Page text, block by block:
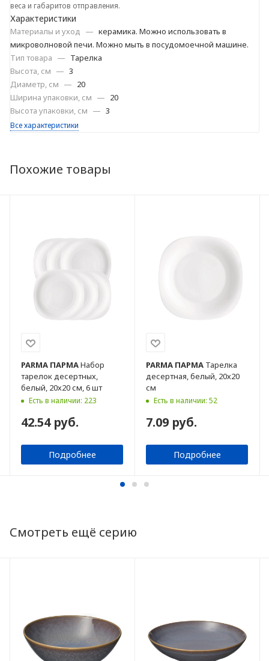
веса и габаритов отправления.
Характеристики
Материалы и уход — керамика. Можно использовать в
микроволновой печи. Можно мыть в посудомоечной машине.
Тип товара — Тарелка
Высота, см — 3
Диаметр, см — 20
Ширина упаковки, см — 20
Высота упаковки, см — 3
Все характеристики
Похожие товары
PARMA ПАРМАНабор
тарелок десертных,
белый, 20х20 см, 6 шт
Есть в наличии: 223
42.54 руб.
Подробнее
PARMA ПАРМА Тарелка
десертная, белый, 20х20
см
Есть в наличии: 52
7.09 руб.
Подробнее
Смотреть ещё серию